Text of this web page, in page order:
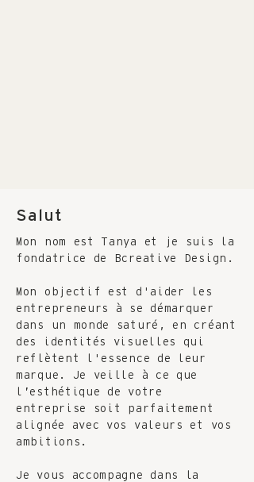
Salut
Mon nom est Tanya et je suis la
fondatrice de Bcreative Design.
Mon objectif est d'aider les
entrepreneurs à se démarquer
dans un monde saturé, en créant
des identités visuelles qui
reflètent l'essence de leur
marque. Je veille à ce que
l’esthétique de votre
entreprise soit parfaitement
alignée avec vos valeurs et vos
ambitions.
Je vous accompagne dans la